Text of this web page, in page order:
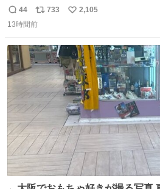
返
信
44
リ
ポ
ト
数
733
い
数
2,105
13時間前